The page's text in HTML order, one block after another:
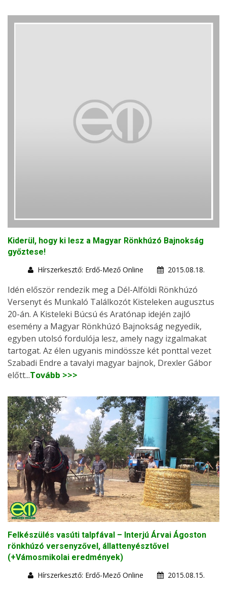
Kiderül, hogy ki lesz a Magyar Rönkhúzó Bajnokság
győztese!
Hírszerkesztő: Erdő-Mező Online
2015.08.18.
Idén először rendezik meg a Dél-Alföldi Rönkhúzó
Versenyt és Munkaló Találkozót Kisteleken augusztus
20-án. A Kisteleki Búcsú és Aratónap idején zajló
esemény a Magyar Rönkhúzó Bajnokság negyedik,
egyben utolsó fordulója lesz, amely nagy izgalmakat
tartogat. Az élen ugyanis mindössze két ponttal vezet
Szabadi Endre a tavalyi magyar bajnok, Drexler Gábor
előtt...Tovább >>>
Felkészülés vasúti talpfával – Interjú Árvai Ágoston
rönkhúzó versenyzővel, állattenyésztővel
(+Vámosmikolai eredmények)
Hírszerkesztő: Erdő-Mező Online
2015.08.15.